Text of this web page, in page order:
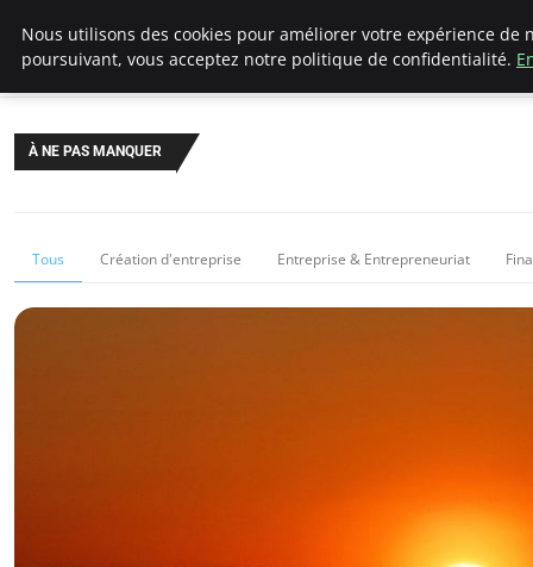
LECFCM
À NE PAS MANQUER
Tous Création d'entreprise Entreprise & Entrepreneuriat
Nous utilisons des cookies pour améliorer votre expérience de
poursuivant, vous acceptez notre politique de confidentialité.